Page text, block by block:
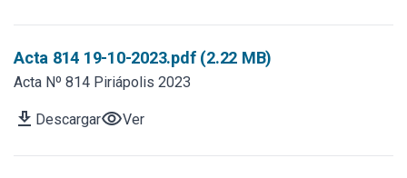
Acta 814 19-10-2023.pdf (2.22 MB)
Acta Nº 814 Piriápolis 2023
download DescargarvisibilityVer